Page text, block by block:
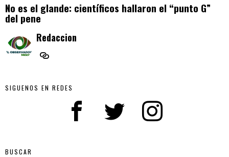
No es el glande: científicos hallaron el “punto G”
del pene
Redaccion
SIGUENOS EN REDES
BUSCAR